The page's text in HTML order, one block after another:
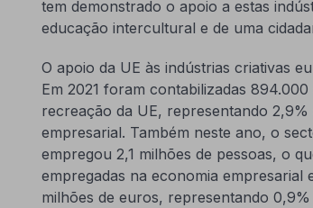
tem demonstrado o apoio a estas
educação intercultural e de uma
O apoio da UE às indústrias criativas
Em 2021 foram contabilizadas
recreação da UE, representando
empresarial. Também neste ano, o
empregou 2,1 milhões de pessoas, o
empregadas na economia
milhões de euros, representando